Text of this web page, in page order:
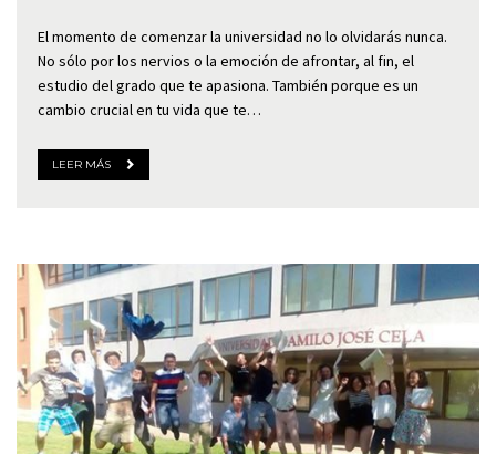
El momento de comenzar la universidad no lo olvidarás nunca.
No sólo por los nervios o la emoción de afrontar, al fin, el
estudio del grado que te apasiona. También porque es un
cambio crucial en tu vida que te…
LEER MÁS